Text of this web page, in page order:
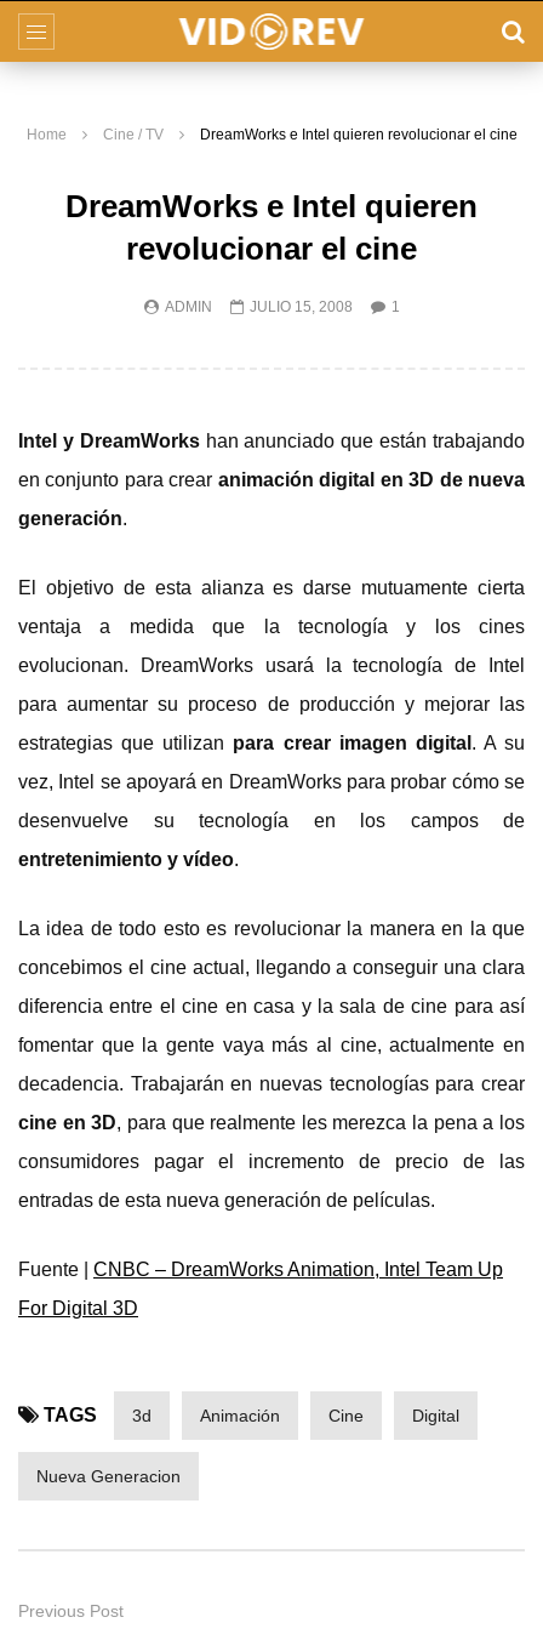
Home Cine / TV DreamWorks e Intel quieren revolucionar el cine
DreamWorks e Intel quieren
revolucionar el cine
ADMIN JULIO 15, 2008 1
Intel y DreamWorkshan anunciado que están trabajando
en conjunto para crear animación digital en 3D de nueva
generación.
El objetivo de esta alianza es darse mutuamente cierta
ventaja a medida que la tecnología y los cines
evolucionan. DreamWorks usará la tecnología de Intel
para aumentar su proceso de producción y mejorar las
estrategias que utilizan para crear imagen digital . A su
vez, Intel se apoyará en DreamWorks para probar cómo se
desenvuelve su tecnología en los campos de
entretenimiento y vídeo.
La idea de todo esto es revolucionar la manera en la que
concebimos el cine actual, llegando a conseguir una clara
diferencia entre el cine en casa y la sala de cine para así
fomentar que la gente vaya más al cine, actualmente en
decadencia. Trabajarán en nuevas tecnologías para crear
cine en 3D, para que realmente les merezca la pena a los
consumidores pagar el incremento de precio de las
entradas de esta nueva generación de películas.
Fuente | CNBC – DreamWorks Animation, Intel Team Up
For Digital 3D
TAGS 3d Animación Cine Digital
Nueva Generacion
Previous Post